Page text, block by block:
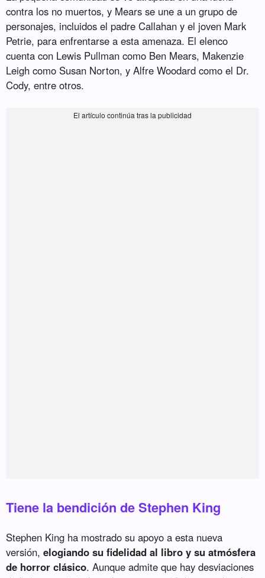
contra los no muertos, y Mears se une a un grupo de
personajes, incluidos el padre Callahan y el joven Mark
Petrie, para enfrentarse a esta amenaza. El elenco
cuenta con Lewis Pullman como Ben Mears, Makenzie
Leigh como Susan Norton, y Alfre Woodard como el Dr.
Cody, entre otros.
Tiene la bendición de Stephen King
Stephen King ha mostrado su apoyo a esta nueva
versión,elogiando su fidelidad al libro y su atmósfera
de horror clásico. Aunque admite que hay desviaciones